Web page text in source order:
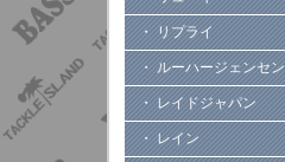
・ リプライ
・ ルーハージェンセン
・ レイドジャパン
・ レイン